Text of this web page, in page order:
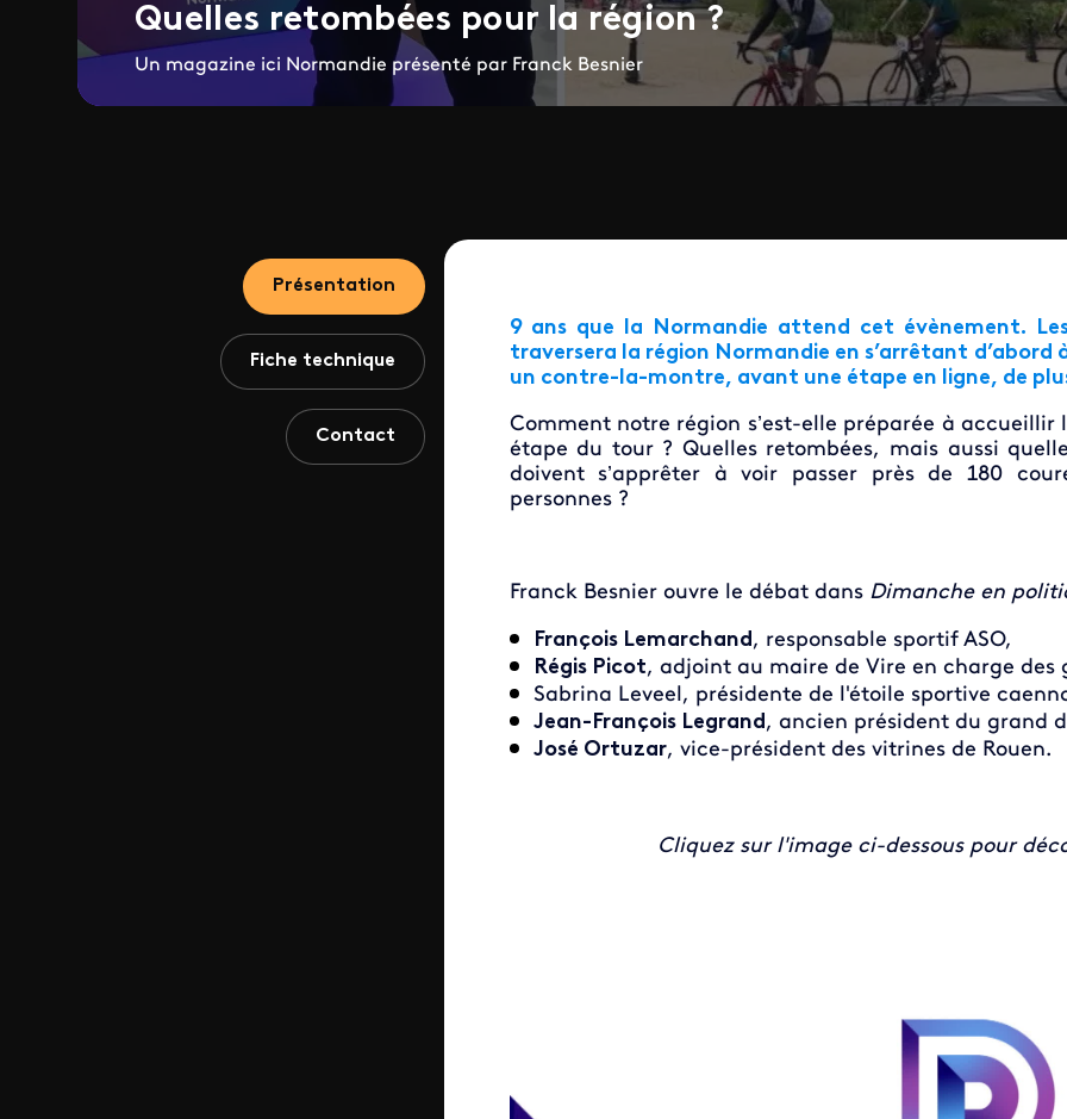
Quelles retombées pour la région ?
Un magazine ici Normandie présenté par Franck Besnier
Présentation
Fiche technique
Contact
9 ans que la Normandie attend cet évènement.
traversera la région Normandie en s’arrêtant d’abord
un contre-la-montre, avant une étape en ligne, de
Comment notre région s’est-elle préparée à
étape du tour ? Quelles retombées, mais aussi
doivent s’apprêter à voir passer près de 180
personnes ?
Franck Besnier ouvre le débat dans Dimanche en
François Lemarchand, responsable sportif ASO,
Régis Picot, adjoint au maire de Vire en charge des
Sabrina Leveel, présidente de l'étoile sportive
Jean-François Legrand, ancien président du grand
José Ortuzar, vice-président des vitrines de Rouen.
Cliquez sur l'image ci-dessous pour